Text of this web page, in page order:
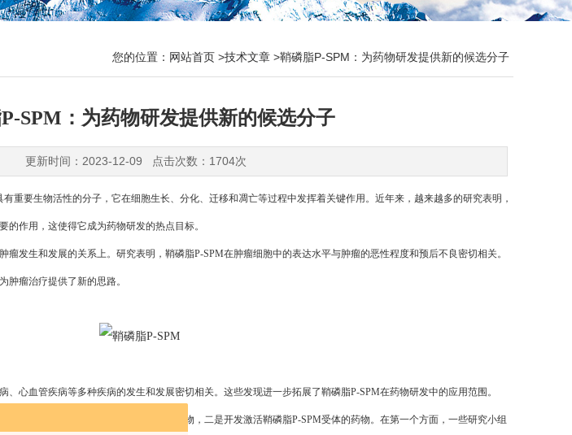
您的位置： 网站首页 >技术文章 >鞘磷脂P-SPM：为药物研发提供新的候选分子
SPM：为药物研发提供新的候选分子
更新时间：2023-12-09 点击次数：1704次
重要生物活性的分子，它在细胞生长、分化、迁移和凋亡等过程中发挥着关键作用。近年来，越来越多的研究表明，
的作用，这使得它成为药物研发的热点目标。
发生和发展的关系上。研究表明，鞘磷脂P-SPM在肿瘤细胞中的表达水平与肿瘤的恶性程度和预后不良密切相关。
肿瘤治疗提供了新的思路。
心血管疾病等多种疾病的发生和发展密切相关。这些发现进一步拓展了鞘磷脂P-SPM在药物研发中的应用范围。
开发抑制鞘磷脂P-SPM合成或降解的药物，二是开发激活鞘磷脂P-SPM受体的药物。在第一个方面，一些研究小组